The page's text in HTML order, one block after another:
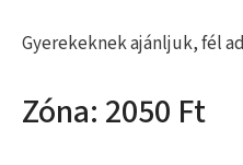
Gyerekeknek ajánljuk, fél
2050